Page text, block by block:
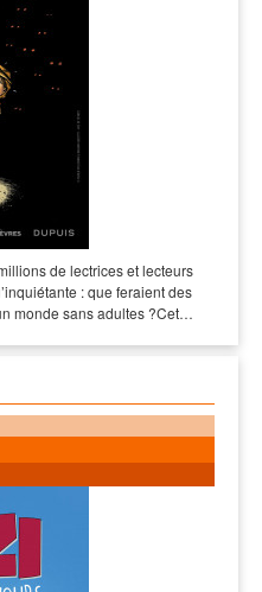
de lectrices et lecteurs
: que feraient des
monde sans adultes ?Cet…